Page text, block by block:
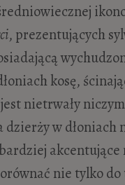
, prezentujących
kosę,
nietrwały
w dłoniach
nie tylko do